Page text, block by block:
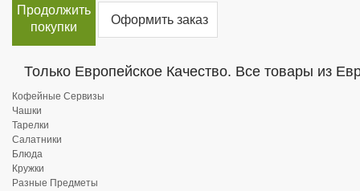
Продолжить
покупки
Оформить заказ
Только Европейское Качество. Все товары из
Кофейные Сервизы
Чашки
Тарелки
Салатники
Блюда
Кружки
Разные Предметы